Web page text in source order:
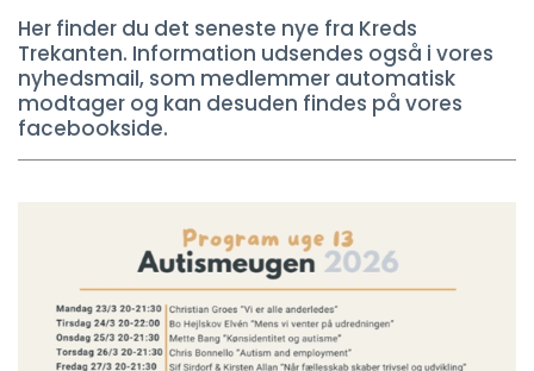
Her finder du det seneste nye fra Kreds
Trekanten. Information udsendes også i vores
nyhedsmail, som medlemmer automatisk
modtager og kan desuden findes på vores
facebookside.